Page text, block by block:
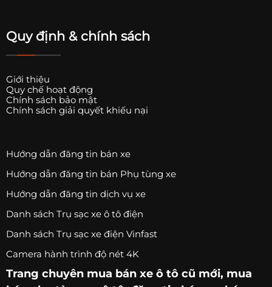
Quy định & chính sách
Giới thiệu
Quy chế hoạt động
Chính sách bảo mật
Chính sách giải quyết khiếu nại
Hướng dẫn đăng tin bán xe
Hướng dẫn đăng tin bán Phụ tùng xe
Hướng dẫn đăng tin dịch vụ xe
Danh sách Trụ sạc xe ô tô điện
Danh sách Trụ sạc xe điện Vinfast
Camera hành trình độ nét 4K
Trang chuyên mua bán xe ô tô cũ mới, mua